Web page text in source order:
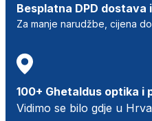
Besplatna DPD dostava
Za manje narudžbe, cijena
100+ Ghetaldus optika i
Vidimo se bilo gdje u